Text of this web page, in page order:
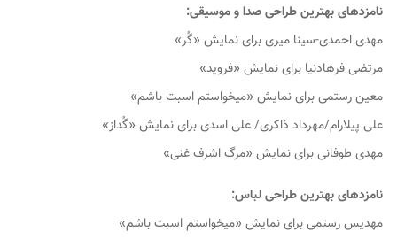
نامزدهای بهترین طراحی صدا و موسیقی:
مهدی احمدی-سینا میری برای نمایش «گُر»
مرتضی فرهادنیا برای نمایش «فروید»
معین رستمی برای نمایش «میخواستم اسبت باشم»
علی پیلارام/مهرداد ذاکری/ علی اسدی برای نمایش «گُداز»
مهدی طوفانی برای نمایش «مرگ اشرف غنی»
نامزدهای بهترین طراحی لباس:
مهدیس رستمی برای نمایش «میخواستم اسبت باشم»